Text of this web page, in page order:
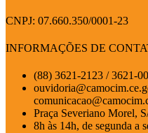
CNPJ: 07.660.350/0001-23
INFORMAÇÕES DE
(88) 3621-2123 / 3621-
Praça Severiano Morel,
8h às 14h, de segunda a